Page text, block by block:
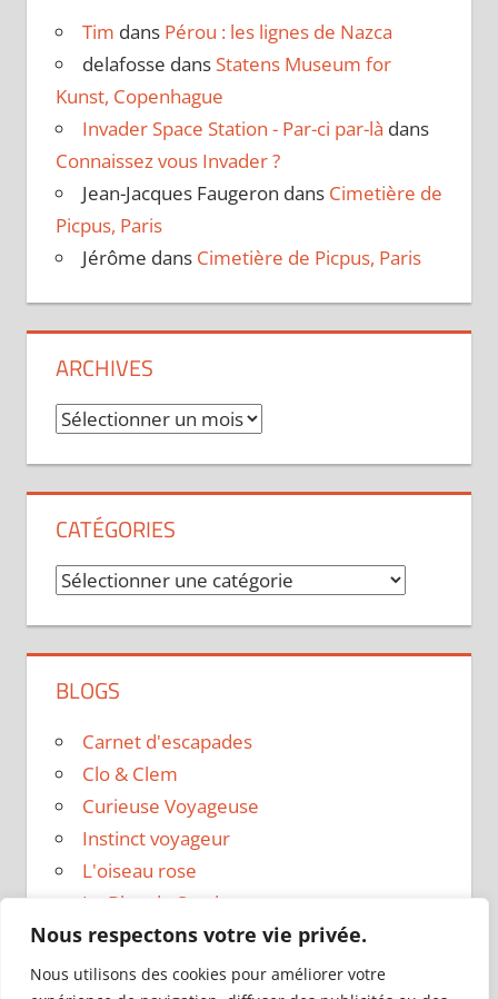
Nous respectons votre vie privée.
Nous utilisons des cookies pour améliorer votre
Tim dans Pérou : les lignes de Nazca
delafosse dans Statens Museum for
Kunst, Copenhague
Invader Space Station - Par-ci par-là dans
Connaissez vous Invader ?
Jean-Jacques Faugeron dans Cimetière de
Picpus, Paris
Jérôme dans Cimetière de Picpus, Paris
ARCHIVES
Archives
CATÉGORIES
Catégories
BLOGS
Carnet d'escapades
Clo & Clem
Curieuse Voyageuse
Instinct voyageur
L'oiseau rose
Le Blog de Sarah
Le sac a dos
Madame Oreille